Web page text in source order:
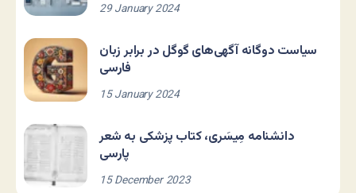
29 January 2024
سیاست دوگانه آگهی‌های گوگل در برابر زبان
فارسی
15 January 2024
دانشنامه مِیسَری، کتاب پزشکی به شعر
پارسی
15 December 2023